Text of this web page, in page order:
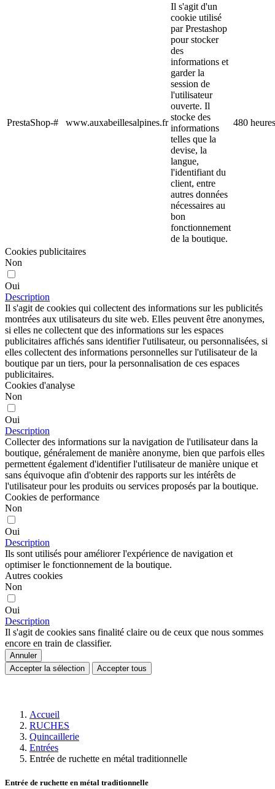
PrestaShop-# www.auxabeillesalpines.fr
Il s'agit d'un
cookie utilisé
par Prestashop
pour stocker
des
informations et
garder la
session de
l'utilisateur
ouverte. Il
stocke des
informations
telles que la
devise, la
langue,
l'identifiant du
client, entre
autres données
nécessaires au
bon
fonctionnement
de la boutique.
480 heures
Cookies publicitaires
Non
Oui
Description
Il s'agit de cookies qui collectent des informations sur les publicités
montrées aux utilisateurs du site web. Elles peuvent être anonymes,
si elles ne collectent que des informations sur les espaces
publicitaires affichés sans identifier l'utilisateur, ou personnalisées, si
elles collectent des informations personnelles sur l'utilisateur de la
boutique par un tiers, pour la personnalisation de ces espaces
publicitaires.
Cookies d'analyse
Non
Oui
Description
Collecter des informations sur la navigation de l'utilisateur dans la
boutique, généralement de manière anonyme, bien que parfois elles
permettent également d'identifier l'utilisateur de manière unique et
sans équivoque afin d'obtenir des rapports sur les intérêts de
l'utilisateur pour les produits ou services proposés par la boutique.
Cookies de performance
Non
Oui
Description
Ils sont utilisés pour améliorer l'expérience de navigation et
optimiser le fonctionnement de la boutique.
Autres cookies
Non
Oui
Description
Il s'agit de cookies sans finalité claire ou de ceux que nous sommes
encore en train de classifier.
Annuler
Accepter la sélection
Accepter tous
Accueil
RUCHES
Quincaillerie
Entrées
Entrée de ruchette en métal traditionnelle
Entrée de ruchette en métal traditionnelle